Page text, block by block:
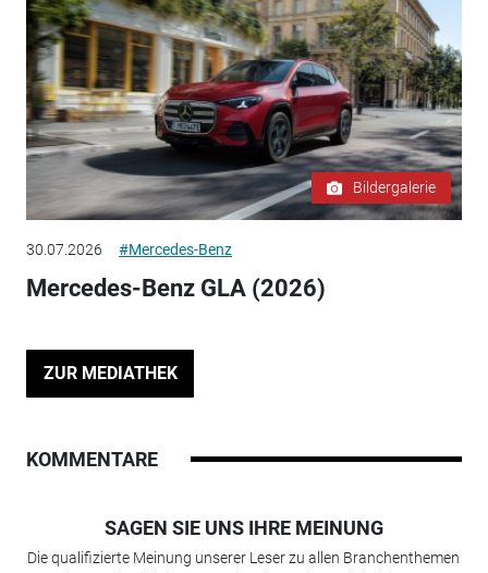
Bildergalerie
30.07.2026 #Mercedes-Benz
Mercedes-Benz GLA (2026)
ZUR MEDIATHEK
KOMMENTARE
SAGEN SIE UNS IHRE MEINUNG
Die qualifizierte Meinung unserer Leser zu allen Branchenthemen